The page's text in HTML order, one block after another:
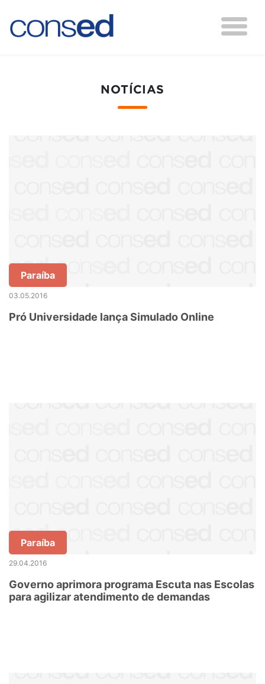
NOTÍCIAS
Paraíba
03.05.2016
Pró Universidade lança Simulado Online
Paraíba
29.04.2016
Governo aprimora programa Escuta nas Escolas
para agilizar atendimento de demandas